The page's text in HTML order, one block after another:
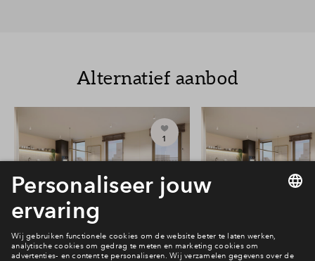
Alternatief aanbod
1
#239
Vrij
Vrij